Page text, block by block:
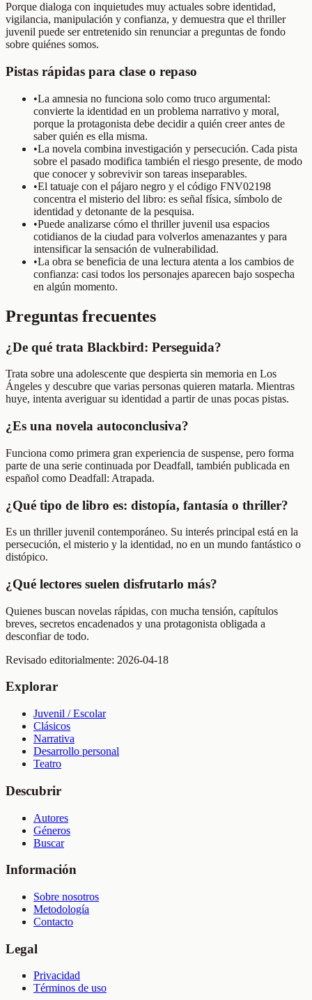
Porque dialoga con inquietudes muy actuales sobre identidad,
vigilancia, manipulación y confianza, y demuestra que el thriller
juvenil puede ser entretenido sin renunciar a preguntas de fondo
sobre quiénes somos.
Pistas rápidas para clase o repaso
•La amnesia no funciona solo como truco argumental:
convierte la identidad en un problema narrativo y moral,
porque la protagonista debe decidir a quién creer antes de
saber quién es ella misma.
•La novela combina investigación y persecución. Cada pista
sobre el pasado modifica también el riesgo presente, de modo
que conocer y sobrevivir son tareas inseparables.
•El tatuaje con el pájaro negro y el código FNV02198
concentra el misterio del libro: es señal física, símbolo de
identidad y detonante de la pesquisa.
•Puede analizarse cómo el thriller juvenil usa espacios
cotidianos de la ciudad para volverlos amenazantes y para
intensificar la sensación de vulnerabilidad.
•La obra se beneficia de una lectura atenta a los cambios de
confianza: casi todos los personajes aparecen bajo sospecha
en algún momento.
Preguntas frecuentes
¿De qué trata Blackbird: Perseguida?
Trata sobre una adolescente que despierta sin memoria en Los
Ángeles y descubre que varias personas quieren matarla. Mientras
huye, intenta averiguar su identidad a partir de unas pocas pistas.
¿Es una novela autoconclusiva?
Funciona como primera gran experiencia de suspense, pero forma
parte de una serie continuada por Deadfall, también publicada en
español como Deadfall: Atrapada.
¿Qué tipo de libro es: distopía, fantasía o thriller?
Es un thriller juvenil contemporáneo. Su interés principal está en la
persecución, el misterio y la identidad, no en un mundo fantástico o
distópico.
¿Qué lectores suelen disfrutarlo más?
Quienes buscan novelas rápidas, con mucha tensión, capítulos
breves, secretos encadenados y una protagonista obligada a
desconfiar de todo.
Revisado editorialmente: 2026-04-18
Explorar
Juvenil / Escolar
Clásicos
Narrativa
Desarrollo personal
Teatro
Descubrir
Autores
Géneros
Buscar
Información
Sobre nosotros
Metodología
Contacto
Legal
Privacidad
Términos de uso